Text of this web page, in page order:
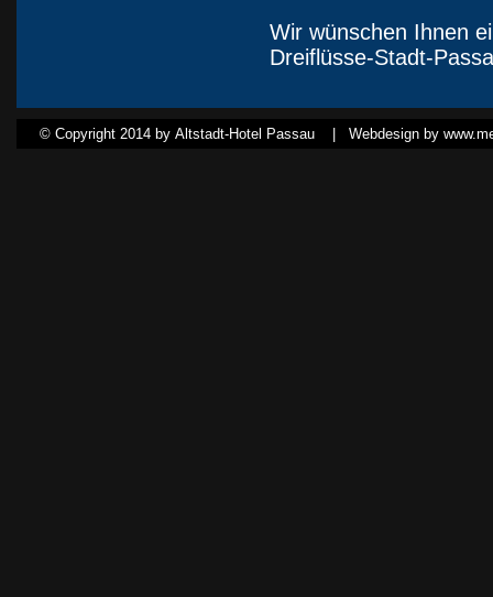
Wir wünschen Ihnen
Dreiflüsse-Stadt-
© Copyright 2014 by Altstadt-Hotel Passau | Webdesign by